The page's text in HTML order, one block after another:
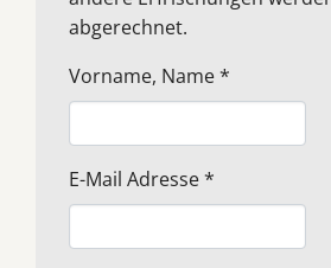
abgerechnet.
Vorname, Name*
E-Mail Adresse*